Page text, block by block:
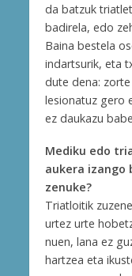
da batzuk
badirela, edo
Baina bestela
indartsurik, eta
dute dena:
lesionatuz gero
ez daukazu
Mediku edo
aukera izango
zenuke?
Triatloitik
urtez urte
nuen, lana ez
hartzea eta